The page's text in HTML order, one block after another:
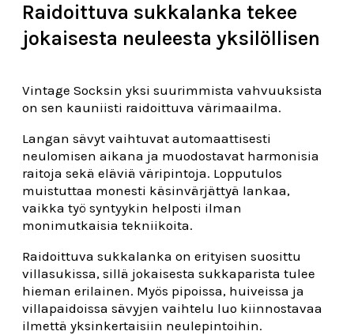
Raidoittuva sukkalanka tekee
jokaisesta neuleesta yksilöllisen
Vintage Socksin yksi suurimmista vahvuuksista
on sen kauniisti raidoittuva värimaailma.
Langan sävyt vaihtuvat automaattisesti
neulomisen aikana ja muodostavat harmonisia
raitoja sekä eläviä väripintoja. Lopputulos
muistuttaa monesti käsinvärjättyä lankaa,
vaikka työ syntyykin helposti ilman
monimutkaisia tekniikoita.
Raidoittuva sukkalanka on erityisen suosittu
villasukissa, sillä jokaisesta sukkaparista tulee
hieman erilainen. Myös pipoissa, huiveissa ja
villapaidoissa sävyjen vaihtelu luo kiinnostavaa
ilmettä yksinkertaisiin neulepintoihin.